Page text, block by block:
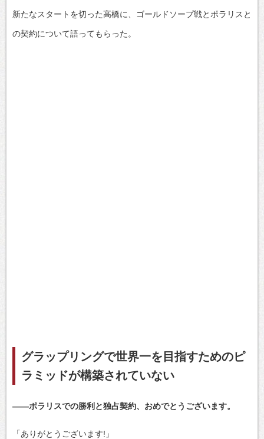
新たなスタートを切った高橋に、ゴールドソープ戦とポラリスと
の契約について語ってもらった。
グラップリングで世界一を目指すためのピ
ラミッドが構築されていない
――ポラリスでの勝利と独占契約、おめでとうございます。
「ありがとうございます!」